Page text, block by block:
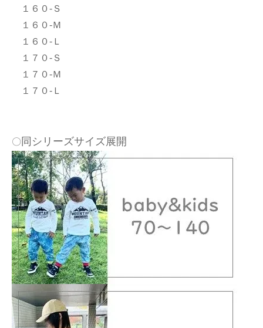
１６０-Ｓ
１６０-Ｍ
１６０-Ｌ
１７０-Ｓ
１７０-Ｍ
１７０-Ｌ
〇 同シリーズサイズ展開